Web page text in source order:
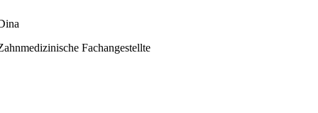
Fachangestellte